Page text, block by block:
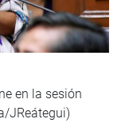
en la sesión
JReátegui)